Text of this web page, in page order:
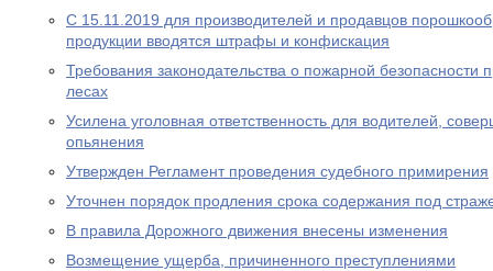
С 15.11.2019 для производителей и продавцов
продукции вводятся штрафы и конфискация
Требования законодательства о пожарной безопасности
лесах
Усилена уголовная ответственность для водителей,
опьянения
Утвержден Регламент проведения судебного примирения
Уточнен порядок продления срока содержания под
В правила Дорожного движения внесены изменения
Возмещение ущерба, причиненного преступлениями